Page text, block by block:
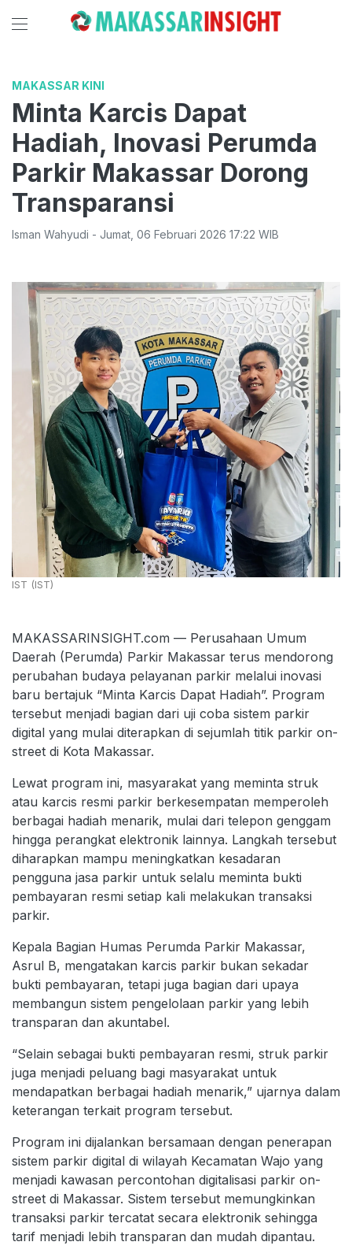
MAKASSAR KINI
Minta Karcis Dapat
Hadiah, Inovasi Perumda
Parkir Makassar Dorong
Transparansi
Isman Wahyudi - Jumat 06 Februari 2026 17:22 WIB
IST (IST)
MAKASSARINSIGHT.com — Perusahaan Umum
Daerah (Perumda) Parkir Makassar terus mendorong
perubahan budaya pelayanan parkir melalui inovasi
baru bertajuk “Minta Karcis Dapat Hadiah”. Program
tersebut menjadi bagian dari uji coba sistem parkir
digital yang mulai diterapkan di sejumlah titik parkir on-
street di Kota Makassar.
Lewat program ini, masyarakat yang meminta struk
atau karcis resmi parkir berkesempatan memperoleh
berbagai hadiah menarik, mulai dari telepon genggam
hingga perangkat elektronik lainnya. Langkah tersebut
diharapkan mampu meningkatkan kesadaran
pengguna jasa parkir untuk selalu meminta bukti
pembayaran resmi setiap kali melakukan transaksi
parkir.
Kepala Bagian Humas Perumda Parkir Makassar,
Asrul B, mengatakan karcis parkir bukan sekadar
bukti pembayaran, tetapi juga bagian dari upaya
membangun sistem pengelolaan parkir yang lebih
transparan dan akuntabel.
“Selain sebagai bukti pembayaran resmi, struk parkir
juga menjadi peluang bagi masyarakat untuk
mendapatkan berbagai hadiah menarik,” ujarnya dalam
keterangan terkait program tersebut.
Program ini dijalankan bersamaan dengan penerapan
sistem parkir digital di wilayah Kecamatan Wajo yang
menjadi kawasan percontohan digitalisasi parkir on-
street di Makassar. Sistem tersebut memungkinkan
transaksi parkir tercatat secara elektronik sehingga
tarif menjadi lebih transparan dan mudah dipantau.